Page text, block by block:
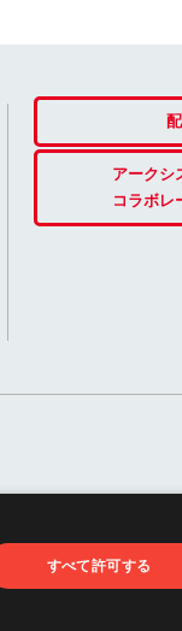
アークシ
コラボレ
すべて許可する